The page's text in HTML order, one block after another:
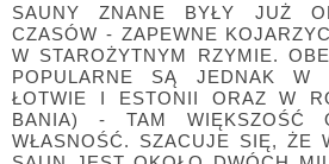
SAUNY ZNANE BYŁY JUŻ
CZASÓW - ZAPEWNE
W STAROŻYTNYM RZYMIE.
POPULARNE SĄ JEDNAK W
ŁOTWIE I ESTONII ORAZ W
BANIA) - TAM
WŁASNOŚĆ. SZACUJE SIĘ, ŻE